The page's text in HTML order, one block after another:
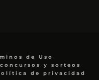
de Uso
y sorteos
de privacidad